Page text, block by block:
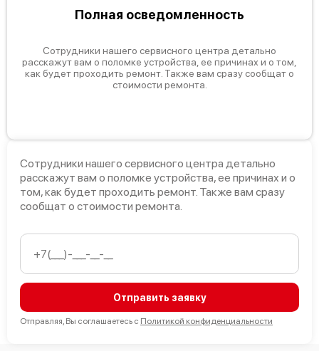
Полная осведомленность
Сотрудники нашего сервисного центра детально
расскажут вам о поломке устройства, ее причинах и о том,
как будет проходить ремонт. Также вам сразу сообщат о
стоимости ремонта.
Сотрудники нашего сервисного центра детально
расскажут вам о поломке устройства, ее причинах и о
том, как будет проходить ремонт. Также вам сразу
сообщат о стоимости ремонта.
Отправить заявку
Отправляя, Вы соглашаетесь с Политикой конфиденциальности